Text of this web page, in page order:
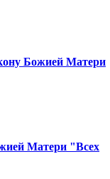
Божией Матери
Матери "Всех